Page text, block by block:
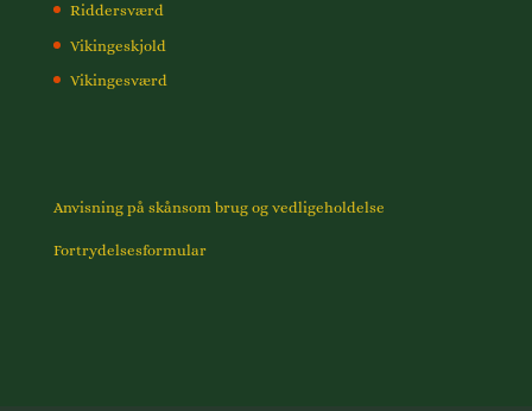
Riddersværd
Vikingeskjold
Vikingesværd
Anvisning på skånsom brug og vedligeholdelse
Fortrydelsesformular